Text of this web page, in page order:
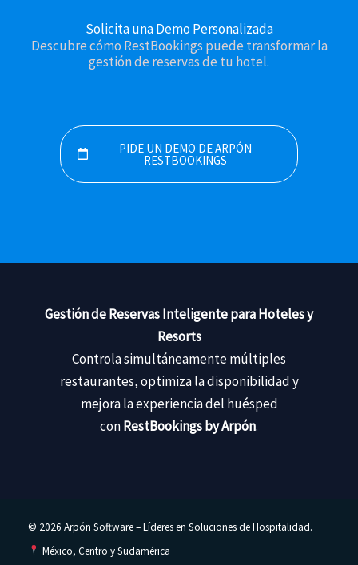
Solicita una Demo Personalizada
Descubre cómo RestBookings puede transformar la
gestión de reservas de tu hotel.
PIDE UN DEMO DE ARPÓN
RESTBOOKINGS
Gestión de Reservas Inteligente para Hoteles y
Resorts
Controla simultáneamente múltiples
restaurantes, optimiza la disponibilidad y
mejora la experiencia del huésped
conRestBookings by Arpón.
© 2026 Arpón Software – Líderes en Soluciones de Hospitalidad.
México, Centro y Sudamérica